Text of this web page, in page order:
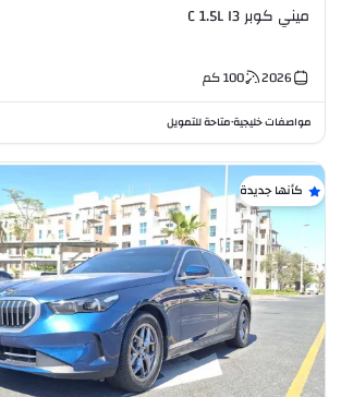
ميني كوبر C 1.5L I3
2026
100كم
مواصفات خليجية•متاحة للتمويل
كأنها جديدة